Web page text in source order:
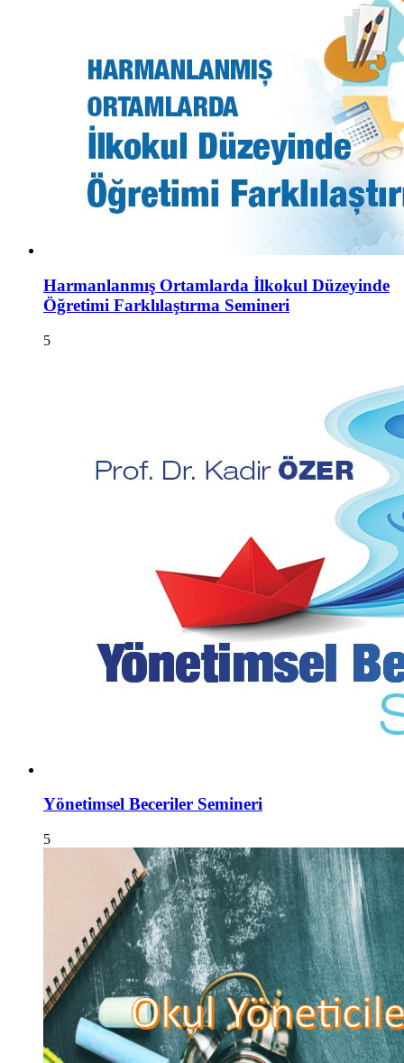
Harmanlanmış Ortamlarda İlkokul Düzeyinde
Öğretimi Farklılaştırma Semineri
5
Yönetimsel Beceriler Semineri
5